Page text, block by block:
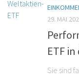
29. MAI
ETF
Sie sind